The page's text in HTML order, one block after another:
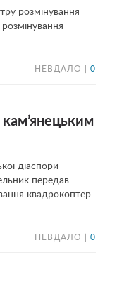
розмінування
НЕВДАЛО | 0
діаспори
передав
квадрокоптер
НЕВДАЛО | 0